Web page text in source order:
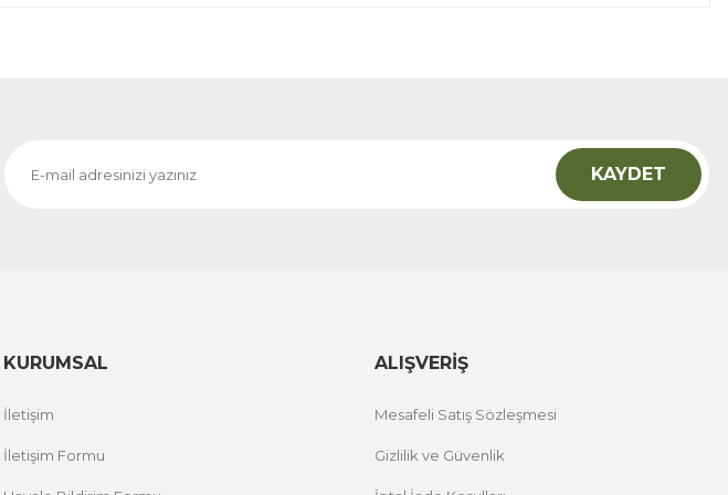
KAYDET
KURUMSAL
İletişim
İletişim Formu
ALIŞVERİŞ
Mesafeli Satış Sözleşmesi
Gizlilik ve Güvenlik